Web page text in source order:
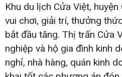
Khu du lịch Cửa Việt,
vui chơi, giải trí, thưởng
bắt đầu tăng. Thị trấn Cửa
nghiệp và hộ gia đình kinh
nghỉ, nhà hàng, quán kinh